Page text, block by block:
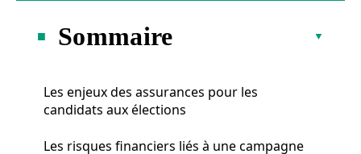
Sommaire
Les enjeux des assurances pour les
candidats aux élections
Les risques financiers liés à une campagne